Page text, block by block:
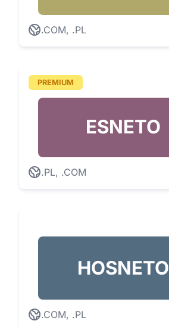
.COM, .PL
PREMIUM
ESNETO
.PL, .COM
HOSNETO
.COM, .PL